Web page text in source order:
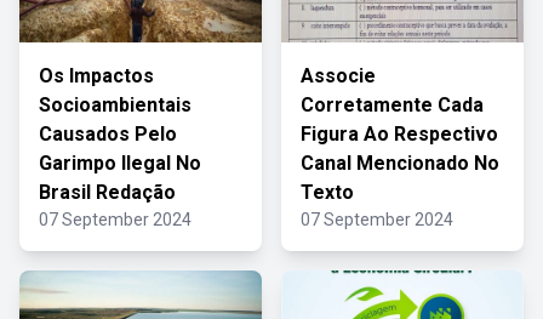
Os Impactos
Socioambientais
Causados Pelo
Garimpo Ilegal No
Brasil Redação
07 September 2024
Associe
Corretamente Cada
Figura Ao Respectivo
Canal Mencionado No
Texto
07 September 2024